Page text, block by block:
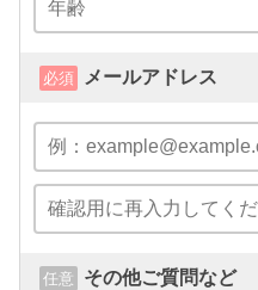
必須 メールアドレス
任意 その他ご質問など